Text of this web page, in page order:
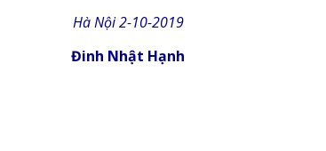
Hà Nội 2-10-2019
Đinh Nhật Hạnh